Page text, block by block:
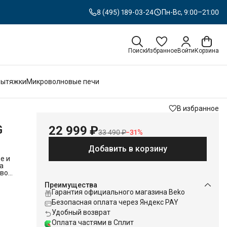
8 (495) 189-03-24 Пн-Вс, 9:00–21:00
ПоискИзбранноеВойти Корзина
Микроволновые печи
и
В избранное
22 999 ₽33 490 ₽−31%
Добавить в корзину
Преимущества
Гарантия официального магазина Beko
Безопасная оплата через Яндекс PAY
Удобный возврат
Оплата частями в Сплит